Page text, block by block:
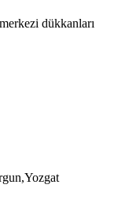
dükkanları